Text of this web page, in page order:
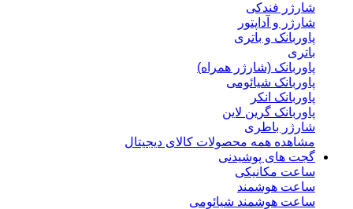
شارژر فندکی
شارژر و آداپتور
پاوربانک و باتری
باتری
پاوربانک (شارژر همراه)
پاوربانک شیائومی
پاوربانک انکر
پاوربانک گرین لاین
شارژر باطری
مشاهده همه محصولات کالای دیجیتال
گجت های پوشیدنی
ساعت مکانیکی
ساعت هوشمند
ساعت هوشمند شیائومی